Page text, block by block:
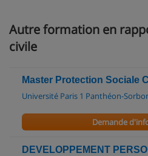
Autre formation en
civile
Master Protection Sociale
Université Paris 1 Panthéon-
Demande
DEVELOPPEMENT